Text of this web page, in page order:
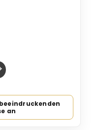
an